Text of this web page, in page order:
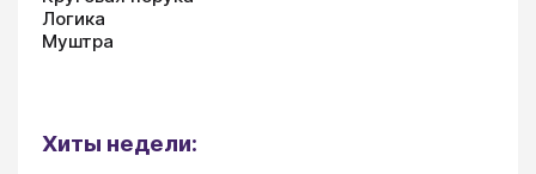
Логика
Муштра
Хиты недели: